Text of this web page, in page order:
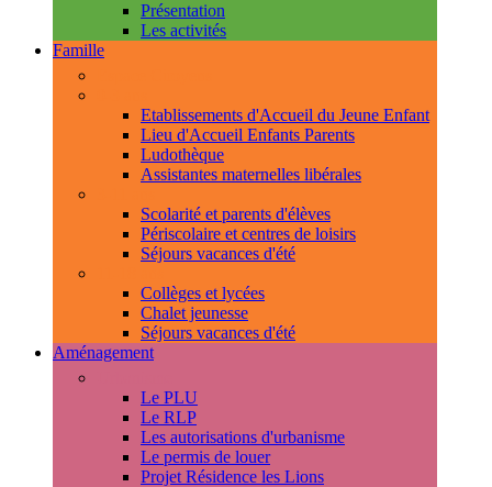
Présentation
Les activités
Famille
Etablissements d'Accueil du Jeune Enfant
Lieu d'Accueil Enfants Parents
Ludothèque
Assistantes maternelles libérales
Scolarité et parents d'élèves
Périscolaire et centres de loisirs
Séjours vacances d'été
Collèges et lycées
Chalet jeunesse
Séjours vacances d'été
Aménagement
Le PLU
Le RLP
Les autorisations d'urbanisme
Le permis de louer
Projet Résidence les Lions